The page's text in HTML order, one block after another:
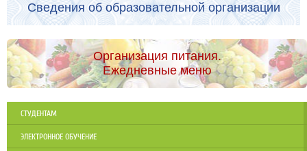
Сведения об образовательной организации
Организация питания.
Ежедневные меню
СТУДЕНТАМ
ЭЛЕКТРОННОЕ ОБУЧЕНИЕ